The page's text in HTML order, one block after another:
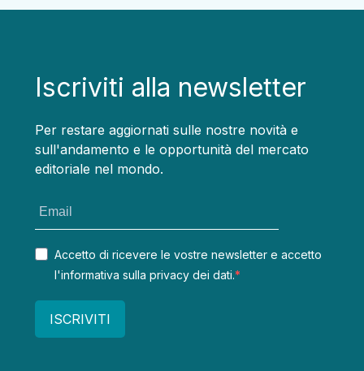
Iscriviti alla newsletter
Per restare aggiornati sulle nostre novità e
sull'andamento e le opportunità del mercato
editoriale nel mondo.
Accetto di ricevere le vostre newsletter e accetto
l'informativa sulla privacy dei dati.
ISCRIVITI